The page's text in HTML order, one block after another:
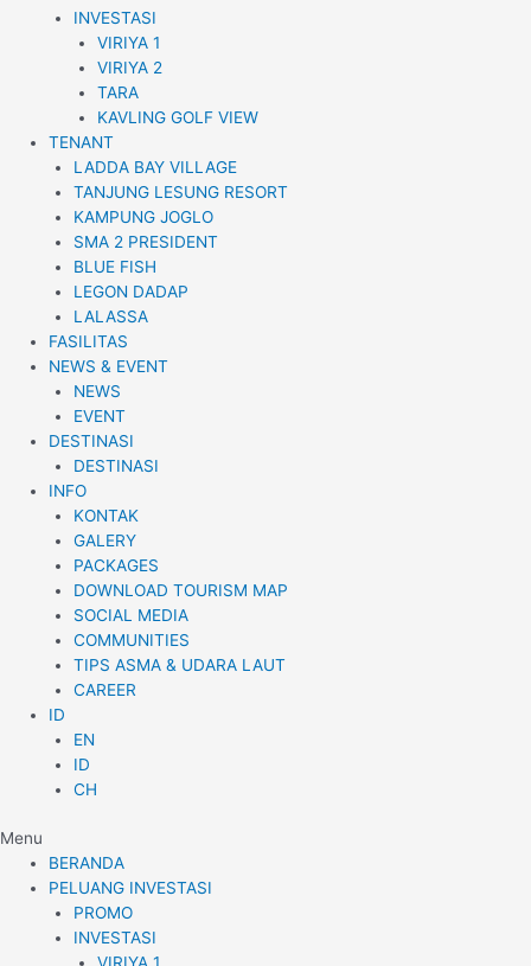
INVESTASI
VIRIYA 1
VIRIYA 2
TARA
KAVLING GOLF VIEW
TENANT
LADDA BAY VILLAGE
TANJUNG LESUNG RESORT
KAMPUNG JOGLO
SMA 2 PRESIDENT
BLUE FISH
LEGON DADAP
LALASSA
FASILITAS
NEWS & EVENT
NEWS
EVENT
DESTINASI
DESTINASI
INFO
KONTAK
GALERY
PACKAGES
DOWNLOAD TOURISM MAP
SOCIAL MEDIA
COMMUNITIES
TIPS ASMA & UDARA LAUT
CAREER
ID
EN
ID
CH
Menu
BERANDA
PELUANG INVESTASI
PROMO
INVESTASI